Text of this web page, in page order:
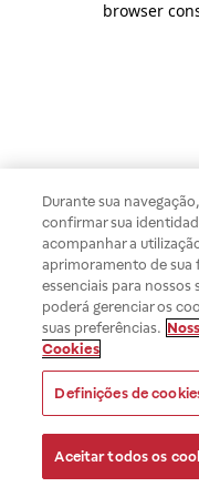
browser
Durante sua
confirmar sua
acompanhar a
aprimoramento de sua
essenciais para
poderá gerenciar os
suas preferências.
Cookies
Definições de
Aceitar todos os